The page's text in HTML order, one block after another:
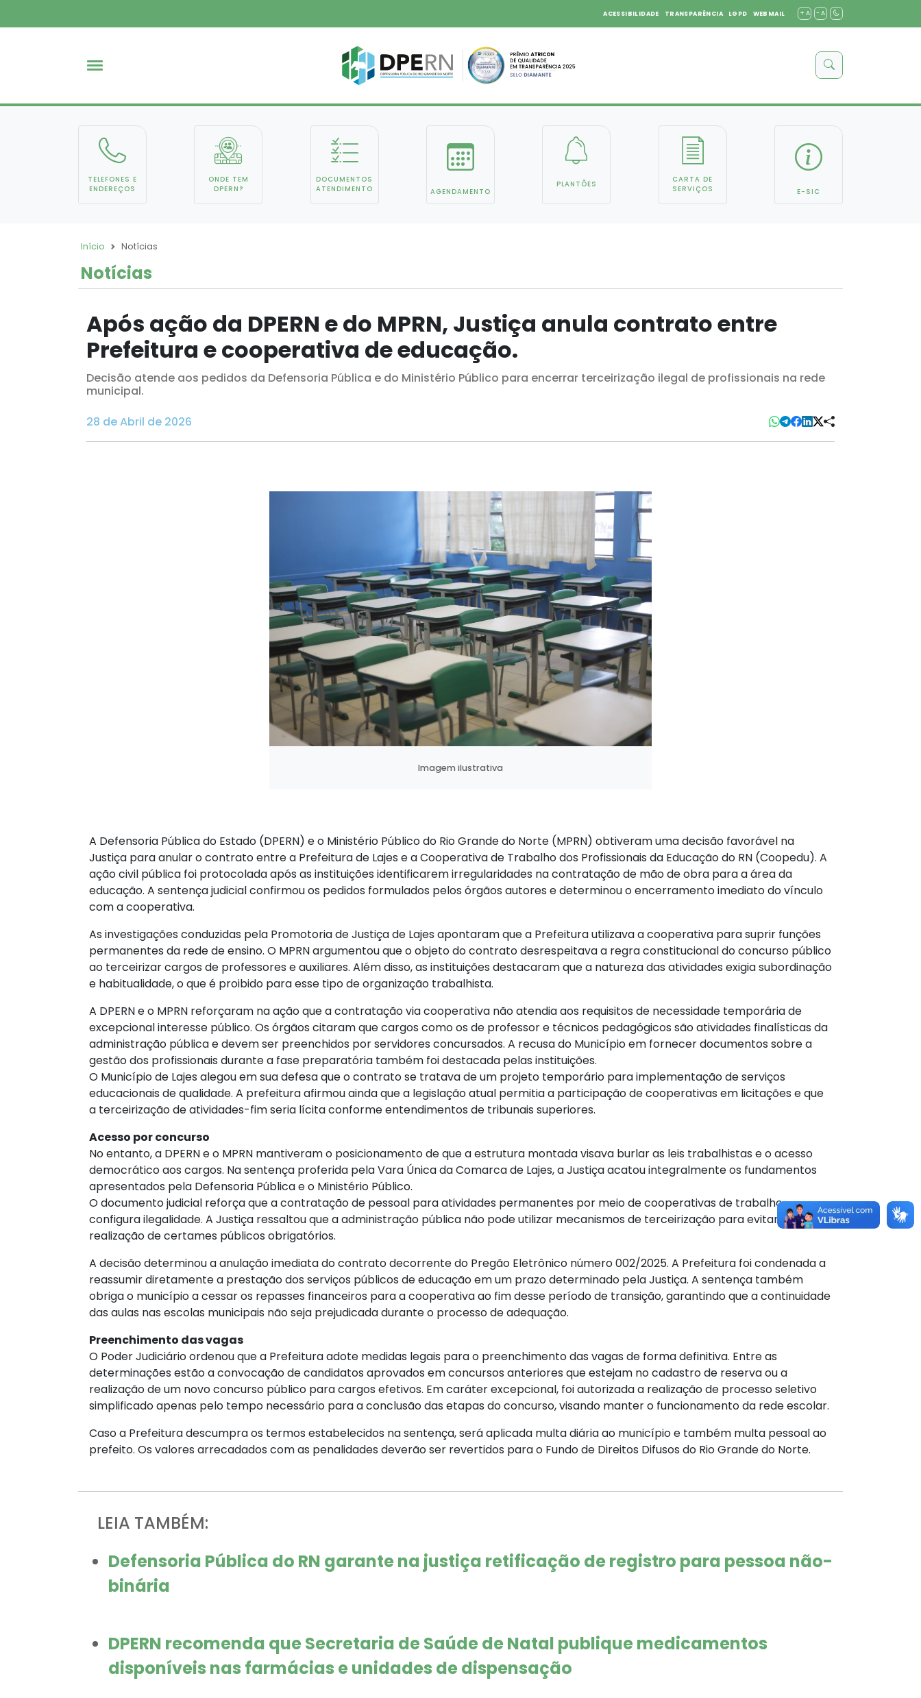
ACESSIBILIDADE TRANSPARÊNCIA LGPD WEBMAIL + A - A
TELEFONES E
ENDEREÇOS
ONDE TEM
DPERN?
DOCUMENTOS
ATENDIMENTO
AGENDAMENTO
PLANTÕES
CARTA DE
SERVIÇOS
E-SIC
Início Notícias
Notícias
Após ação da DPERN e do MPRN, Justiça anula contrato entre
Prefeitura e cooperativa de educação.
Decisão atende aos pedidos da Defensoria Pública e do Ministério Público para encerrar terceirização ilegal de profissionais na rede
municipal.
28 de Abril de 2026
Imagem ilustrativa
A Defensoria Pública do Estado (DPERN) e o Ministério Público do Rio Grande do Norte (MPRN) obtiveram uma decisão favorável na
Justiça para anular o contrato entre a Prefeitura de Lajes e a Cooperativa de Trabalho dos Profissionais da Educação do RN (Coopedu). A
ação civil pública foi protocolada após as instituições identificarem irregularidades na contratação de mão de obra para a área da
educação. A sentença judicial confirmou os pedidos formulados pelos órgãos autores e determinou o encerramento imediato do vínculo
com a cooperativa.
As investigações conduzidas pela Promotoria de Justiça de Lajes apontaram que a Prefeitura utilizava a cooperativa para suprir funções
permanentes da rede de ensino. O MPRN argumentou que o objeto do contrato desrespeitava a regra constitucional do concurso público
ao terceirizar cargos de professores e auxiliares. Além disso, as instituições destacaram que a natureza das atividades exigia subordinação
e habitualidade, o que é proibido para esse tipo de organização trabalhista.
A DPERN e o MPRN reforçaram na ação que a contratação via cooperativa não atendia aos requisitos de necessidade temporária de
excepcional interesse público. Os órgãos citaram que cargos como os de professor e técnicos pedagógicos são atividades finalísticas da
administração pública e devem ser preenchidos por servidores concursados. A recusa do Município em fornecer documentos sobre a
gestão dos profissionais durante a fase preparatória também foi destacada pelas instituições.
O Município de Lajes alegou em sua defesa que o contrato se tratava de um projeto temporário para implementação de serviços
educacionais de qualidade. A prefeitura afirmou ainda que a legislação atual permitia a participação de cooperativas em licitações e que
a terceirização de atividades-fim seria lícita conforme entendimentos de tribunais superiores.
Acesso por concurso
No entanto, a DPERN e o MPRN mantiveram o posicionamento de que a estrutura montada visava burlar as leis trabalhistas e o acesso
democrático aos cargos. Na sentença proferida pela Vara Única da Comarca de Lajes, a Justiça acatou integralmente os fundamentos
apresentados pela Defensoria Pública e o Ministério Público.
O documento judicial reforça que a contratação de pessoal para atividades permanentes por meio de cooperativas de trabalho
configura ilegalidade. A Justiça ressaltou que a administração pública não pode utilizar mecanismos de terceirização para evitar a
realização de certames públicos obrigatórios.
A decisão determinou a anulação imediata do contrato decorrente do Pregão Eletrônico número 002/2025. A Prefeitura foi condenada a
reassumir diretamente a prestação dos serviços públicos de educação em um prazo determinado pela Justiça. A sentença também
obriga o município a cessar os repasses financeiros para a cooperativa ao fim desse período de transição, garantindo que a continuidade
das aulas nas escolas municipais não seja prejudicada durante o processo de adequação.
Preenchimento das vagas
O Poder Judiciário ordenou que a Prefeitura adote medidas legais para o preenchimento das vagas de forma definitiva. Entre as
determinações estão a convocação de candidatos aprovados em concursos anteriores que estejam no cadastro de reserva ou a
realização de um novo concurso público para cargos efetivos. Em caráter excepcional, foi autorizada a realização de processo seletivo
simplificado apenas pelo tempo necessário para a conclusão das etapas do concurso, visando manter o funcionamento da rede escolar.
Caso a Prefeitura descumpra os termos estabelecidos na sentença, será aplicada multa diária ao município e também multa pessoal ao
prefeito. Os valores arrecadados com as penalidades deverão ser revertidos para o Fundo de Direitos Difusos do Rio Grande do Norte.
LEIA TAMBÉM:
Defensoria Pública do RN garante na justiça retificação de registro para pessoa não-
binária
DPERN recomenda que Secretaria de Saúde de Natal publique medicamentos
disponíveis nas farmácias e unidades de dispensação